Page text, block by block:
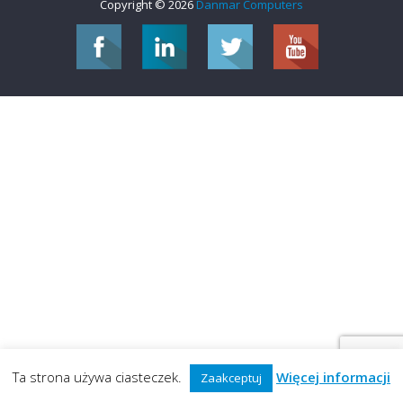
Copyright © 2026 Danmar Computers
Ta strona używa ciasteczek. Zaakceptuj Więcej informacji